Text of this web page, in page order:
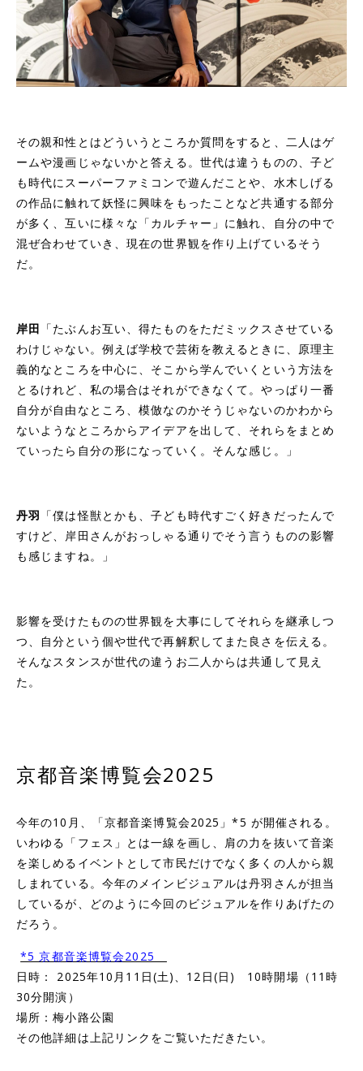
その親和性とはどういうところか質問をすると、二人はゲ
ームや漫画じゃないかと答える。世代は違うものの、子ど
も時代にスーパーファミコンで遊んだことや、水木しげる
の作品に触れて妖怪に興味をもったことなど共通する部分
が多く、互いに様々な「カルチャー」に触れ、自分の中で
混ぜ合わせていき、現在の世界観を作り上げているそう
だ。
岸田 「たぶんお互い、得たものをただミックスさせている
わけじゃない。例えば学校で芸術を教えるときに、原理主
義的なところを中心に、そこから学んでいくという方法を
とるけれど、私の場合はそれができなくて。やっぱり一番
自分が自由なところ、模倣なのかそうじゃないのかわから
ないようなところからアイデアを出して、それらをまとめ
ていったら自分の形になっていく。そんな感じ。」
丹羽 「僕は怪獣とかも、子ども時代すごく好きだったんで
すけど、岸田さんがおっしゃる通りでそう言うものの影響
も感じますね。」
影響を受けたものの世界観を大事にしてそれらを継承しつ
つ、自分という個や世代で再解釈してまた良さを伝える。
そんなスタンスが世代の違うお二人からは共通して見え
た。
京都音楽博覧会2025
今年の10月、「京都音楽博覧会2025」*5 が開催される。
いわゆる「フェス」とは一線を画し、肩の力を抜いて音楽
を楽しめるイベントとして市民だけでなく多くの人から親
しまれている。今年のメインビジュアルは丹羽さんが担当
しているが、どのように今回のビジュアルを作りあげたの
だろう。
*5 京都音楽博覧会2025
日時： 2025年10月11日(土)、12日(日) 10時開場（11時
30分開演）
場所：梅小路公園
その他詳細は上記リンクをご覧いただきたい。